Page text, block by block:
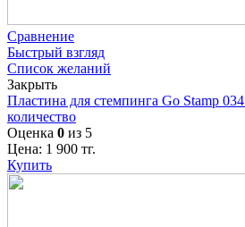
Сравнение
Быстрый взгляд
Список желаний
Закрыть
Пластина для стемпинга Go Stamp
количество
Оценка 0 из 5
Цена: 1 900 тг.
Купить